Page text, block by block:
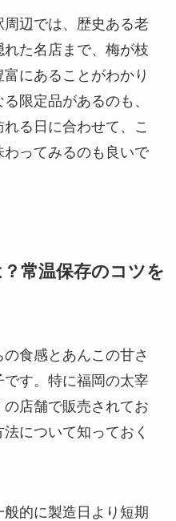
辺では、歴史ある老
た名店まで、梅が枝
にあることがわかり
限定品があるのも、
る日に合わせて、こ
ってみるのも良いで
常温保存のコツを
食感とあんこの甘さ
す。特に福岡の太宰
店舗で販売されてお
について知っておく
的に製造日より短期